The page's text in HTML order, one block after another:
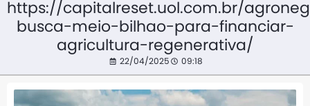
https://capitalreset.uol.com.br/
busca-meio-bilhao-para-financiar-
agricultura-regenerativa/
22/04/2025 09:18